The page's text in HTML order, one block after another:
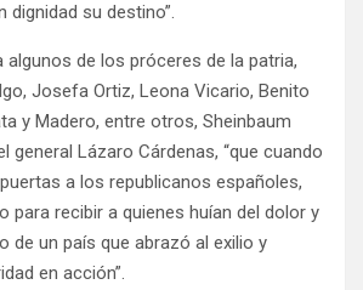
dignidad su destino”.
algunos de los próceres de la patria,
Josefa Ortiz, Leona Vicario, Benito
y Madero, entre otros, Sheinbaum
general Lázaro Cárdenas, “que cuando
a los republicanos españoles,
para recibir a quienes huían del dolor y
de un país que abrazó al exilio y
en acción”.